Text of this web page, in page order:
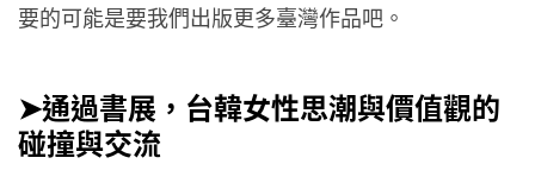
要的可能是要我們出版更多臺灣作品吧。
➤通過書展，台韓女性思潮與價值觀的
碰撞與交流